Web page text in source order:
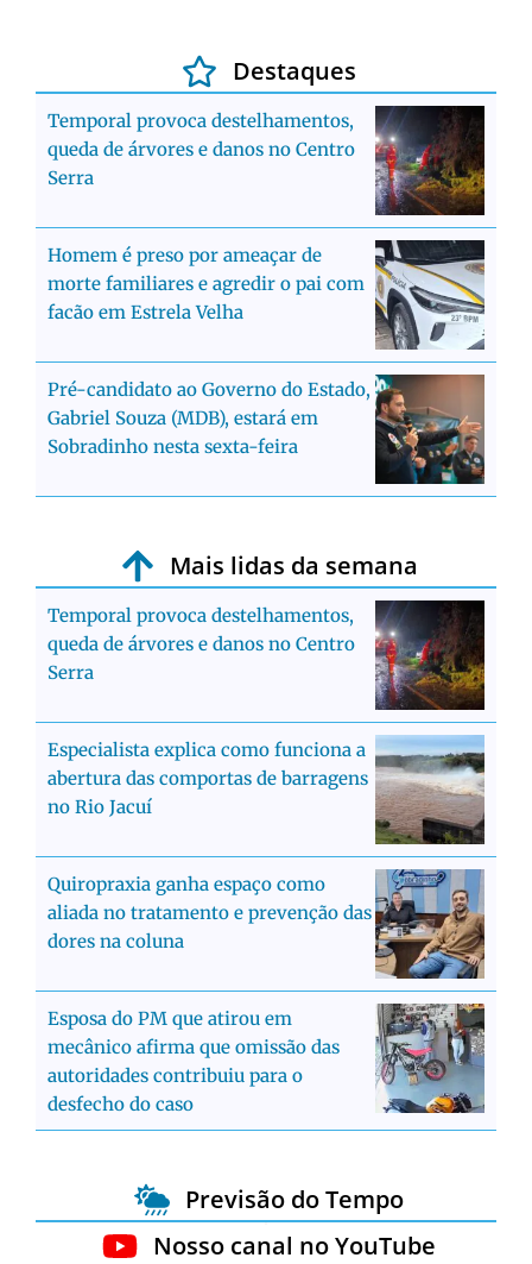
Destaques
Temporal provoca destelhamentos,
queda de árvores e danos no Centro
Serra
Homem é preso por ameaçar de
morte familiares e agredir o pai com
facão em Estrela Velha
Pré-candidato ao Governo do Estado,
Gabriel Souza (MDB), estará em
Sobradinho nesta sexta-feira
Mais lidas da semana
Temporal provoca destelhamentos,
queda de árvores e danos no Centro
Serra
Especialista explica como funciona a
abertura das comportas de barragens
no Rio Jacuí
Quiropraxia ganha espaço como
aliada no tratamento e prevenção das
dores na coluna
Esposa do PM que atirou em
mecânico afirma que omissão das
autoridades contribuiu para o
desfecho do caso
Previsão do Tempo
Nosso canal no YouTube